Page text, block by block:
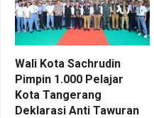
Wali Kota Sachrudin
Pimpin 1.000 Pelajar
Kota Tangerang
Deklarasi Anti Tawuran